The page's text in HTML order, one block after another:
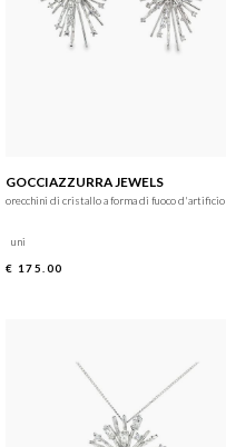
GOCCIAZZURRA JEWELS
orecchini di cristallo a forma di fuoco d'artificio
uni
€ 175.00